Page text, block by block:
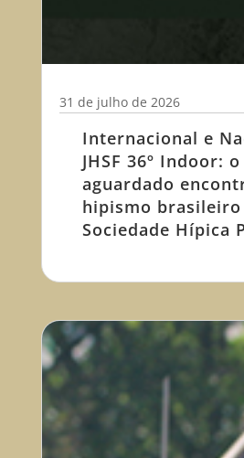
Internacional e
JHSF 36º Indoor:
aguardado
hipismo brasileiro
Sociedade Hípica
31 de julho de 2026